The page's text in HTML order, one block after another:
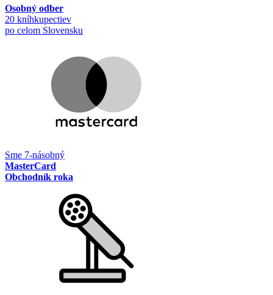
Osobný odber
20 kníhkupectiev
po celom Slovensku
Sme 7-násobný
MasterCard
Obchodník roka